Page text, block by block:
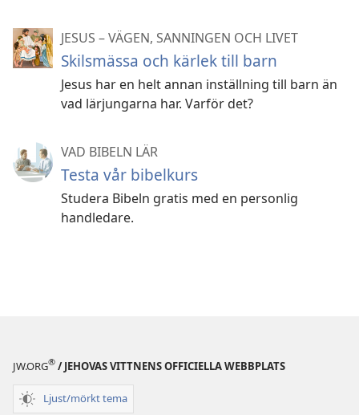
JESUS – VÄGEN, SANNINGEN OCH LIVET
Skilsmässa och kärlek till barn
Jesus har en helt annan inställning till barn än
vad lärjungarna har. Varför det?
VAD BIBELN LÄR
Testa vår bibelkurs
Studera Bibeln gratis med en personlig
handledare.
JW.ORG® / JEHOVAS VITTNENS OFFICIELLA WEBBPLATS
Ljust/mörkt tema